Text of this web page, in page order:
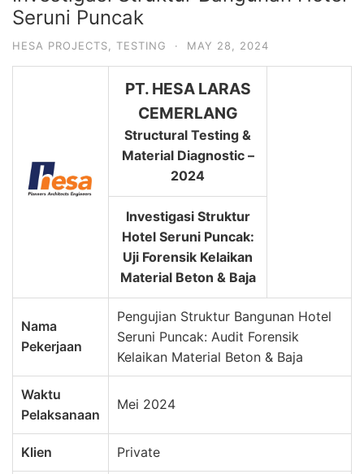
Seruni Puncak
HESA PROJECTS TESTING · MAY 28, 2024
PT. HESA LARAS
CEMERLANG
Structural Testing &
Material Diagnostic –
2024
Investigasi Struktur
Hotel Seruni Puncak:
Uji Forensik Kelaikan
Material Beton & Baja
Nama
Pekerjaan
Pengujian Struktur Bangunan Hotel
Seruni Puncak: Audit Forensik
Kelaikan Material Beton & Baja
Waktu
Pelaksanaan
Mei 2024
Klien Private